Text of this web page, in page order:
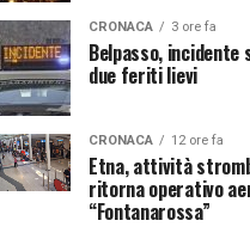
CRONACA 3 ore fa
Belpasso, incidente
due feriti lievi
CRONACA 12 ore fa
Etna, attività
ritorna operativo
“Fontanarossa”